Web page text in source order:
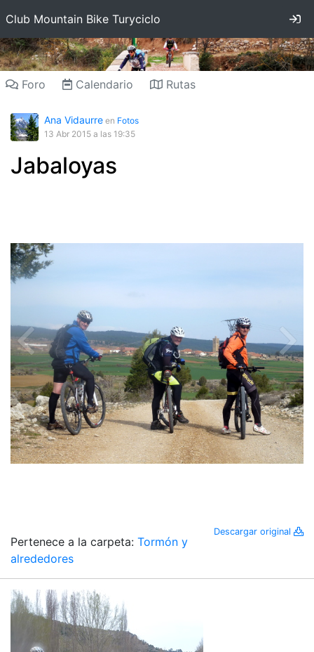
Club Mountain Bike Turyciclo
Foro Calendario Rutas
Ana Vidaurre en Fotos
13 Abr 2015 a las 19:35
Jabaloyas
Descargar original
Pertenece a la carpeta: Tormón y
alrededores